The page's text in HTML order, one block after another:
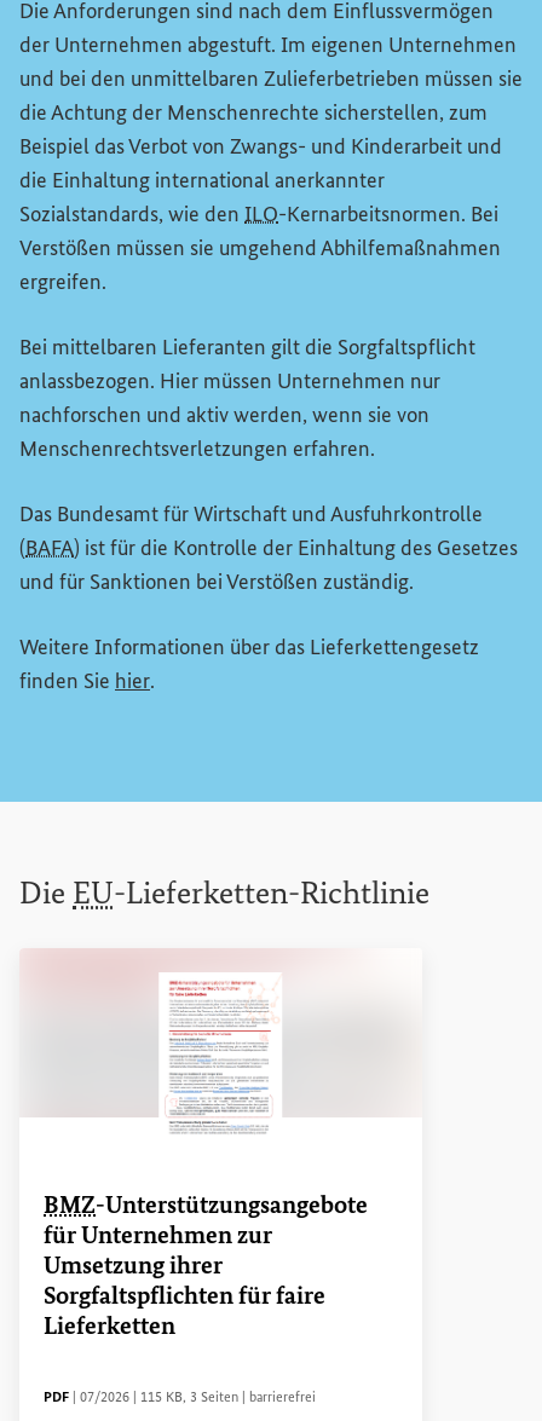
Die Anforderungen sind nach dem Einflussvermögen
der Unternehmen abgestuft. Im eigenen Unternehmen
und bei den unmittelbaren Zulieferbetrieben müssen sie
die Achtung der Menschenrechte sicherstellen, zum
Beispiel das Verbot von Zwangs- und Kinderarbeit und
die Einhaltung international anerkannter
Sozialstandards, wie den ILO-Kernarbeitsnormen. Bei
Verstößen müssen sie umgehend Abhilfemaßnahmen
ergreifen.
Bei mittelbaren Lieferanten gilt die Sorgfaltspflicht
anlassbezogen. Hier müssen Unternehmen nur
nachforschen und aktiv werden, wenn sie von
Menschenrechtsverletzungen erfahren.
Das Bundesamt für Wirtschaft und Ausfuhrkontrolle
(BAFA) ist für die Kontrolle der Einhaltung des Gesetzes
und für Sanktionen bei Verstößen zuständig.
Weitere Informationen über das Lieferkettengesetz
finden Sie hier(Externer Link)
.
Die EU-Lieferketten-Richtlinie
BMZ-Unterstützungsangebote
für Unternehmen zur
Umsetzung ihrer
Sorgfaltspflichten für faire
Lieferketten
DATEITYP
PDF Sachstandsdatum
07/2026 Dateigröße
115 KB, Seiten
3 Seiten Zugänglichkeit
barrierefrei